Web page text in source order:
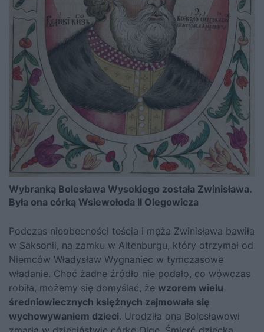
Wybranką Bolesława Wysokiego została Zwinisława.
Była ona córką Wsiewołoda II Olegowicza
Podczas nieobecności teścia i męża Zwinisława bawiła
w Saksonii, na zamku w Altenburgu, który otrzymał od
Niemców Władysław Wygnaniec w tymczasowe
władanie. Choć żadne źródło nie podało, co wówczas
robiła, możemy się domyślać, że wzorem wielu
średniowiecznych księżnych zajmowała się
wychowywaniem dzieci. Urodziła ona Bolesławowi